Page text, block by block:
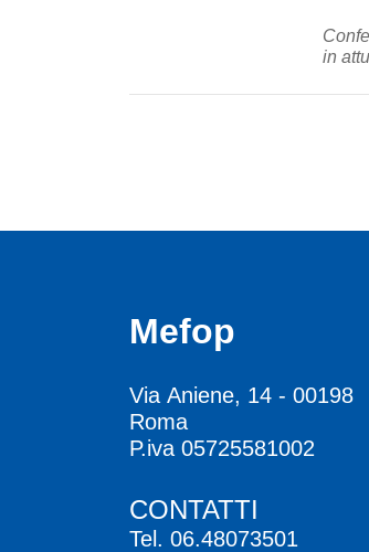
in
Mefop
Via Aniene, 14 - 00198
Roma
P.iva 05725581002
CONTATTI
Tel. 06.48073501